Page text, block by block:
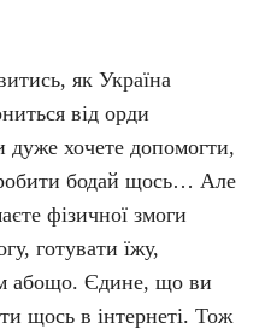
як Україна
від орди
дуже хочете допомогти,
бодай щось… Але
фізичної змоги
готувати їжу,
абощо. Єдине, що ви
щось в інтернеті. Тож